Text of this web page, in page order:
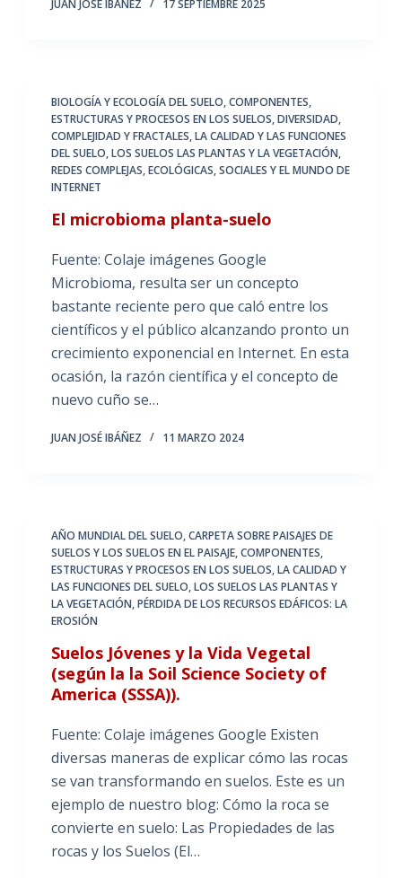
JUAN JOSÉ IBÁÑEZ 17 SEPTIEMBRE 2025
BIOLOGÍA Y ECOLOGÍA DEL SUELO,COMPONENTES,
ESTRUCTURAS Y PROCESOS EN LOS SUELOS,DIVERSIDAD,
COMPLEJIDAD Y FRACTALES,LA CALIDAD Y LAS FUNCIONES
DEL SUELO,LOS SUELOS LAS PLANTAS Y LA VEGETACIÓN,
REDES COMPLEJAS, ECOLÓGICAS, SOCIALES Y EL MUNDO DE
INTERNET
El microbioma planta-suelo
Fuente: Colaje imágenes Google
Microbioma, resulta ser un concepto
bastante reciente pero que caló entre los
científicos y el público alcanzando pronto un
crecimiento exponencial en Internet. En esta
ocasión, la razón científica y el concepto de
nuevo cuño se…
JUAN JOSÉ IBÁÑEZ 11 MARZO 2024
AÑO MUNDIAL DEL SUELO,CARPETA SOBRE PAISAJES DE
SUELOS Y LOS SUELOS EN EL PAISAJE,COMPONENTES,
ESTRUCTURAS Y PROCESOS EN LOS SUELOS,LA CALIDAD Y
LAS FUNCIONES DEL SUELO,LOS SUELOS LAS PLANTAS Y
LA VEGETACIÓN,PÉRDIDA DE LOS RECURSOS EDÁFICOS: LA
EROSIÓN
Suelos Jóvenes y la Vida Vegetal
(según la la Soil Science Society of
America (SSSA)).
Fuente: Colaje imágenes Google Existen
diversas maneras de explicar cómo las rocas
se van transformando en suelos. Este es un
ejemplo de nuestro blog: Cómo la roca se
convierte en suelo: Las Propiedades de las
rocas y los Suelos (El…